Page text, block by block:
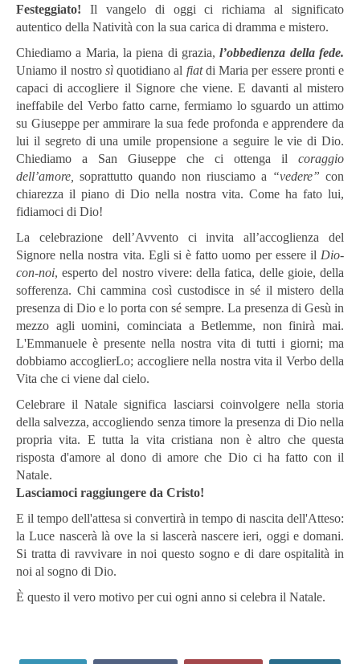
Festeggiato! Il vangelo di oggi ci richiama al significato
autentico della Natività con la sua carica di dramma e mistero.
Chiediamo a Maria, la piena di grazia,l’obbedienza della fede.
Uniamo il nostro sì quotidiano al fiatdi Maria per essere pronti e
capaci di accogliere il Signore che viene. E davanti al mistero
ineffabile del Verbo fatto carne, fermiamo lo sguardo un attimo
su Giuseppe per ammirare la sua fede profonda e apprendere da
lui il segreto di una umile propensione a seguire le vie di Dio.
Chiediamo a San Giuseppe che ci ottenga il coraggio
dell’amore, soprattutto quando non riusciamo a “vedere” con
chiarezza il piano di Dio nella nostra vita. Come ha fato lui,
fidiamoci di Dio!
La celebrazione dell’Avvento ci invita all’accoglienza del
Signore nella nostra vita. Egli si è fatto uomo per essere il Dio-
con-noi, esperto del nostro vivere: della fatica, delle gioie, della
sofferenza. Chi cammina così custodisce in sé il mistero della
presenza di Dio e lo porta con sé sempre. La presenza di Gesù in
mezzo agli uomini, cominciata a Betlemme, non finirà mai.
L'Emmanuele è presente nella nostra vita di tutti i giorni; ma
dobbiamo accoglierLo; accogliere nella nostra vita il Verbo della
Vita che ci viene dal cielo.
Celebrare il Natale significa lasciarsi coinvolgere nella storia
della salvezza, accogliendo senza timore la presenza di Dio nella
propria vita. E tutta la vita cristiana non è altro che questa
risposta d'amore al dono di amore che Dio ci ha fatto con il
Natale.
Lasciamoci raggiungere da Cristo!
E il tempo dell'attesa si convertirà in tempo di nascita dell'Atteso:
la Luce nascerà là ove la si lascerà nascere ieri, oggi e domani.
Si tratta di ravvivare in noi questo sogno e di dare ospitalità in
noi al sogno di Dio.
È questo il vero motivo per cui ogni anno si celebra il Natale.